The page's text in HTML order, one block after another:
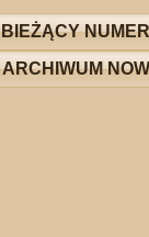
BIEŻĄCY NUMER
ARCHIWUM